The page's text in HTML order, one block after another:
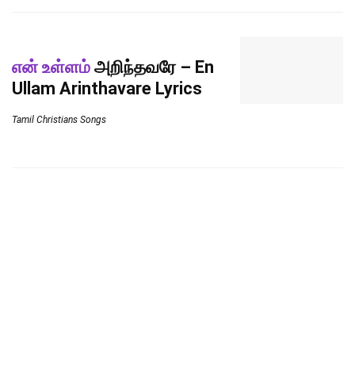
என் உள்ளம் அறிந்தவரே – En
Ullam Arinthavare Lyrics
Tamil Christians Songs